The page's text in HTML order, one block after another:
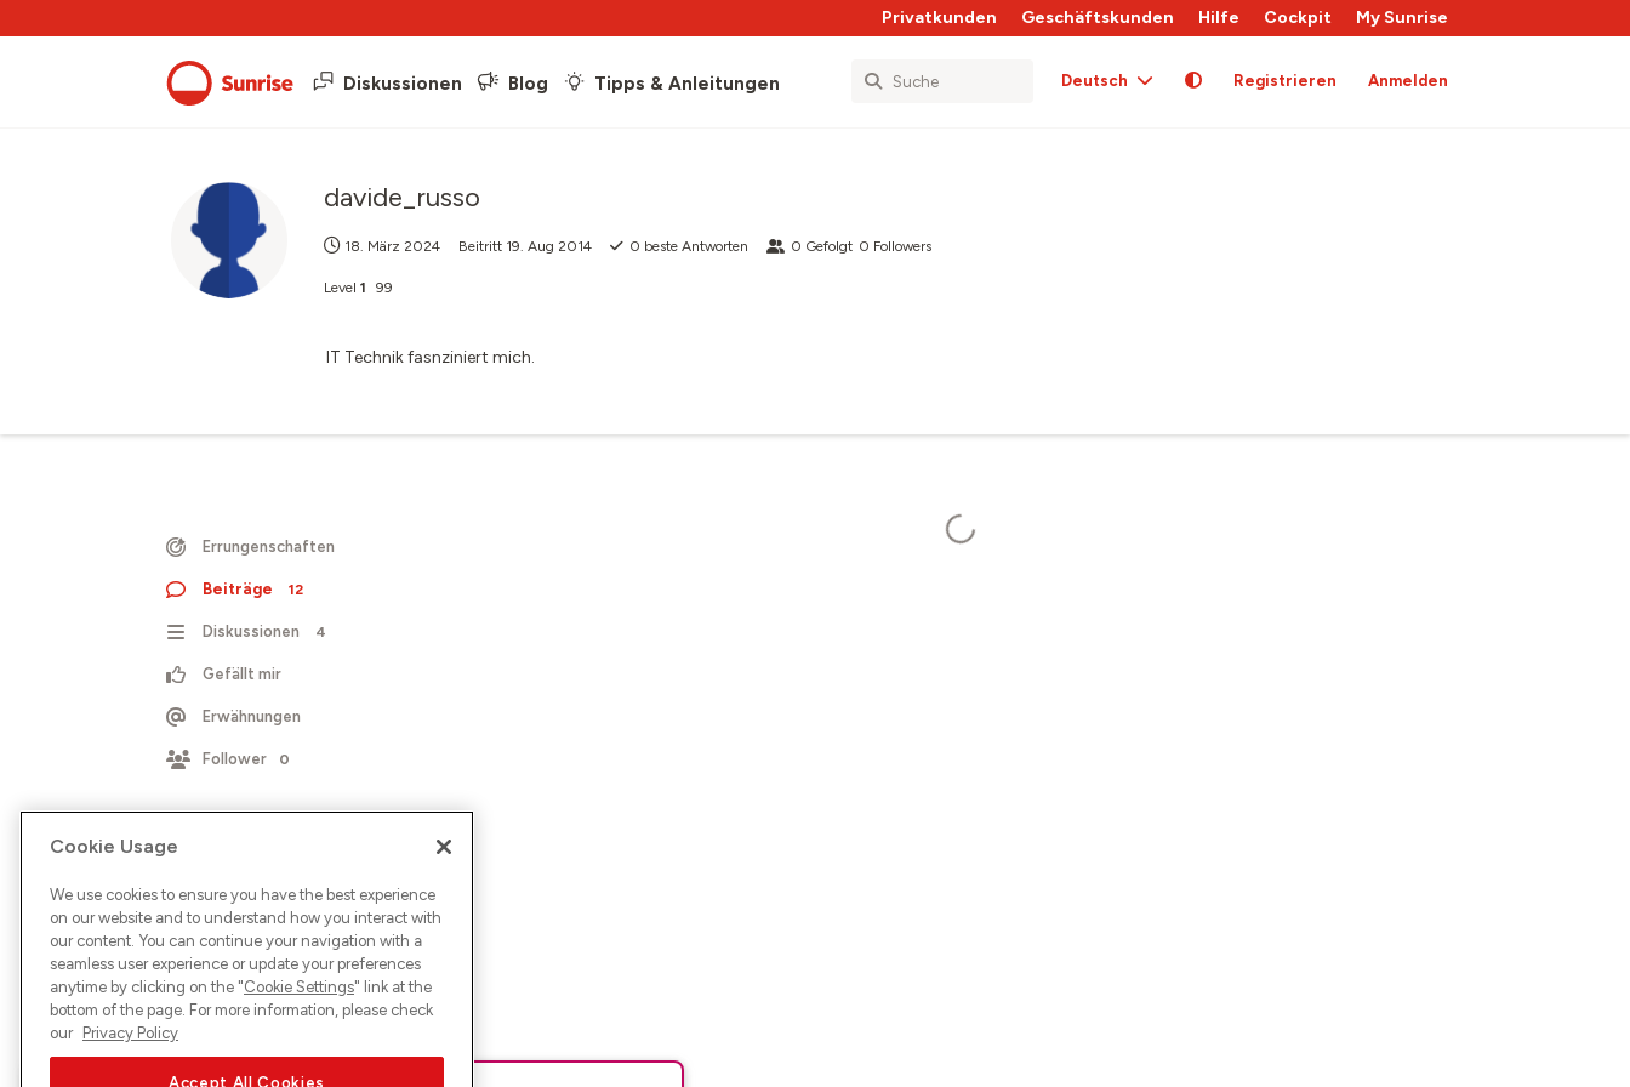
Privatkunden Geschäftskunden Hilfe Cockpit My Sunrise
Diskussionen Blog Tipps & Anleitungen Deutsch Registrieren Anmelden
davide_russo
18. März 2024 Beitritt 19. Aug 2014 0 beste Antworten 0 Gefolgt 0 Followers
Level 1 99
IT Technik fasnziniert mich.
Errungenschaften
Beiträge 12
Diskussionen 4
Gefällt mir
Erwähnungen
Follower 0
Cookie Usage
We use cookies to ensure you have the best experience
on our website and to understand how you interact with
our content. You can continue your navigation with a
seamless user experience or update your preferences
anytime by clicking on the "Cookie Settings" link at the
bottom of the page. For more information, please check
our Privacy Policy
Accept All Cookies